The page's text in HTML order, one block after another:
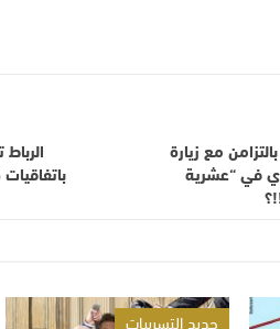
مع زيارة
في “عشرية
جديد التسريبات